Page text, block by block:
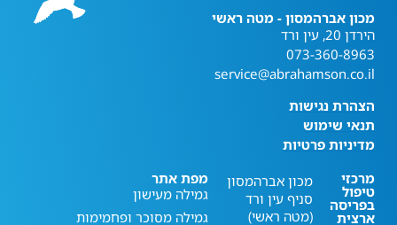
מכון אברהמסון - מטה ראשי
הירדן 20, עין ורד
073-360-8963
service@abrahamson.co.il
הצהרת נגישות
תנאי שימוש
מדיניות פרטיות
מרכזי
טיפול
בפריסה
ארצית
מכון אברהמסון
סניף עין ורד
(מטה ראשי)
מפת אתר
גמילה מעישון
גמילה מסוכר ופחמימות